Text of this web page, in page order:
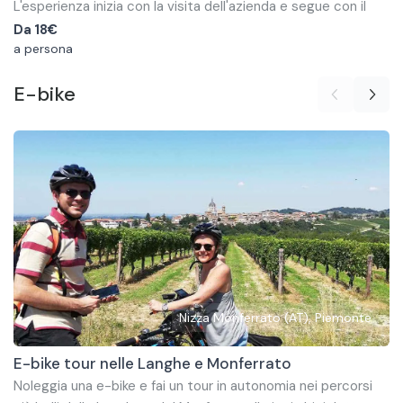
L'esperienza inizia con la visita dell'azienda e segue con il
pranzo e con la degustazione di 3 vini. Il pranzo prevede un
menù fisso che comprende: un benvenuto della cucina, due
caffé, amaro e coperto.
Roero, in provincia di Cuneo, attraverso le sue cantine, vini e
Da 18€
a persona
E-bike
Nizza Monferrato (AT), Piemonte
E-bike tour nelle Langhe e Monferrato
Noleggia una e-bike e fai un tour in autonomia nei percorsi